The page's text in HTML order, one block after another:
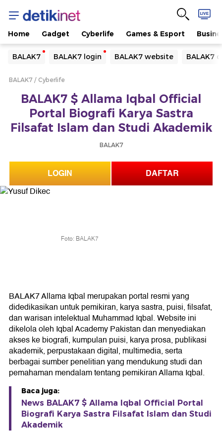
Home Gadget Cyberlife Games & Esport
BALAK7 BALAK7 login BALAK7 website BALAK7
Yang sedang ramai dicari
Loading...
Loading...
BALAK7 Cyberlife
BALAK7 $ Allama Iqbal Official
Portal Biografi Karya Sastra
Filsafat Islam dan Studi Akademik
BALAK7
LOGIN DAFTAR
Foto: BALAK7
BALAK7 Allama Iqbal merupakan portal resmi yang
didedikasikan untuk pemikiran, karya sastra, puisi, filsafat,
dan warisan intelektual Muhammad Iqbal. Website ini
dikelola oleh Iqbal Academy Pakistan dan menyediakan
akses ke biografi, kumpulan puisi, karya prosa, publikasi
akademik, perpustakaan digital, multimedia, serta
berbagai sumber penelitian yang mendukung studi dan
pemahaman mendalam tentang pemikiran Allama Iqbal.
Baca juga:
News BALAK7 $ Allama Iqbal Official Portal
Biografi Karya Sastra Filsafat Islam dan Studi
Akademik